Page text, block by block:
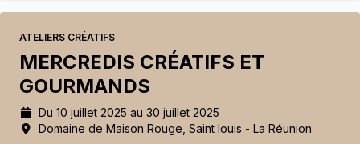
ATELIERS CRÉATIFS
MERCREDIS CRÉATIFS ET
GOURMANDS
Du 10 juillet 2025 au 30 juillet 2025
Domaine de Maison Rouge, Saint louis - La Réunion